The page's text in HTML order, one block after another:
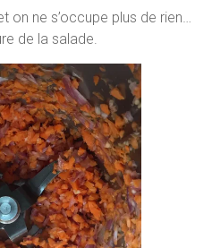
on ne s’occupe plus de rien…
de la salade.